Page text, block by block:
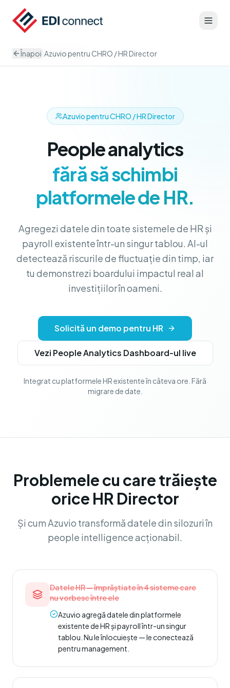
Acasă Pentru CHRO
Înapoi Azuvio pentru CHRO / HR Director
Azuvio pentru CHRO / HR Director
People analytics
fără să schimbi
platformele de HR.
Agregezi datele din toate sistemele de HR și
payroll existente într-un singur tablou. AI-ul
detectează riscurile de fluctuație din timp, iar
tu demonstrezi boardului impactul real al
investițiilor în oameni.
Solicită un demo pentru HR
Vezi People Analytics Dashboard-ul live
Integrat cu platformele HR existente în câteva ore. Fără
migrare de date.
Problemele cu care trăiește
orice HR Director
Și cum Azuvio transformă datele din silozuri în
people intelligence acționabil.
Datele HR — împrăștiate în 4 sisteme care
nu vorbesc între ele
Azuvio agregă datele din platformele
existente de HR și payroll într-un singur
tablou. Nu le înlocuiește — le conectează
pentru management.